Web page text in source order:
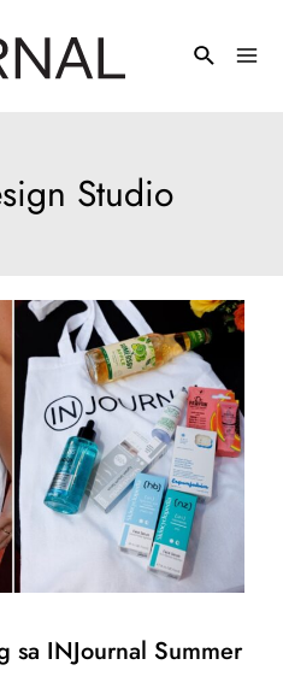
Studio
sa INJournal Summer